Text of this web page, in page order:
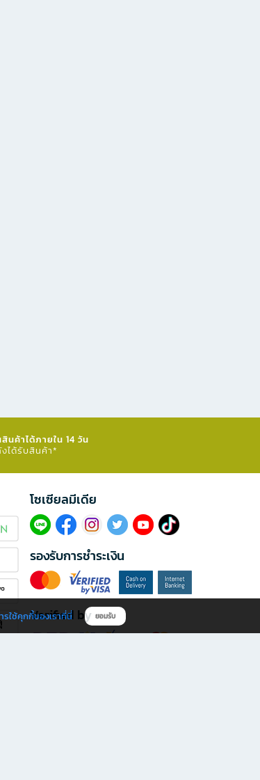
นค้าได้ภายใน 14 วัน
ได้รับสินค้า*
โซเซียลมีเดีย​
รองรับการชำระเงิน
Verified by
รใช้คุกกี้ของเราที่นี่ ยอมรับ